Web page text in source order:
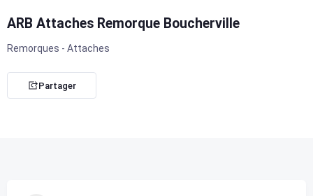
ARB Attaches Remorque Boucherville
Remorques - Attaches
Partager